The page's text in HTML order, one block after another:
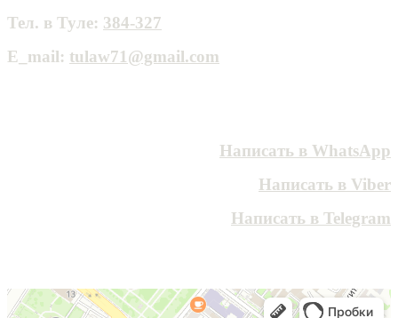
Тел. в Туле: 384-327
E_mail: tulaw71@gmail.com
Написать в WhatsApp
Написать в Viber
Написать в Telegram